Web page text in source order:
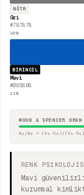
NÖTR
Gri
#787878
38%
BIRINCIL
Mavi
#0858B8
11%
MOON & SPENCER ORAN
A₁/A₂ = (V₂·C₂)/
RENK
Mavi
kurumsal